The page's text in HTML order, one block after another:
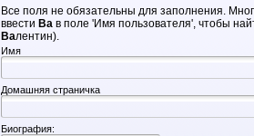
Все поля не обязательны для заполнения.
ввести Ва в поле 'Имя пользователя', чтобы
Валентин).
Имя
Домашняя страничка
Биография: